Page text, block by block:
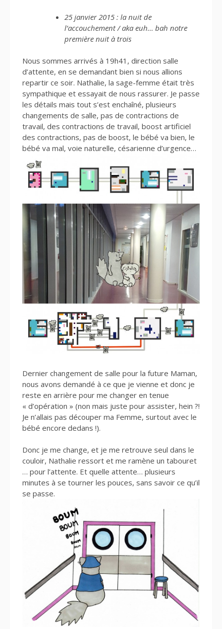
25 janvier 2015 : la nuit de
l’accouchement / aka euh… bah notre
première nuit à trois
Nous sommes arrivés à 19h41, direction salle
d’attente, en se demandant bien si nous allions
repartir ce soir. Nathalie, la sage-femme était très
sympathique et essayait de nous rassurer. Je passe
les détails mais tout s’est enchaîné, plusieurs
changements de salle, pas de contractions de
travail, des contractions de travail, boost artificiel
des contractions, pas de boost, le bébé va bien, le
bébé va mal, voie naturelle, césarienne d’urgence…
Dernier changement de salle pour la future Maman,
nous avons demandé à ce que je vienne et donc je
reste en arrière pour me changer en tenue
« d’opération » (non mais juste pour assister, hein ?!
Je n’allais pas découper ma Femme, surtout avec le
bébé encore dedans !).
Donc je me change, et je me retrouve seul dans le
couloir, Nathalie ressort et me ramène un tabouret
… pour l’attente. Et quelle attente… plusieurs
minutes à se tourner les pouces, sans savoir ce qu’il
se passe.